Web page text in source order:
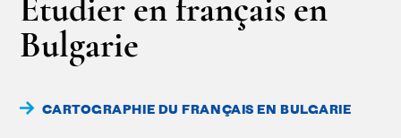
Etudier en français en
Bulgarie
CARTOGRAPHIE DU FRANÇAIS EN BULGARIE